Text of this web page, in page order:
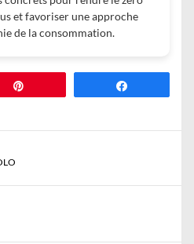
et favoriser une approche
de la consommation.